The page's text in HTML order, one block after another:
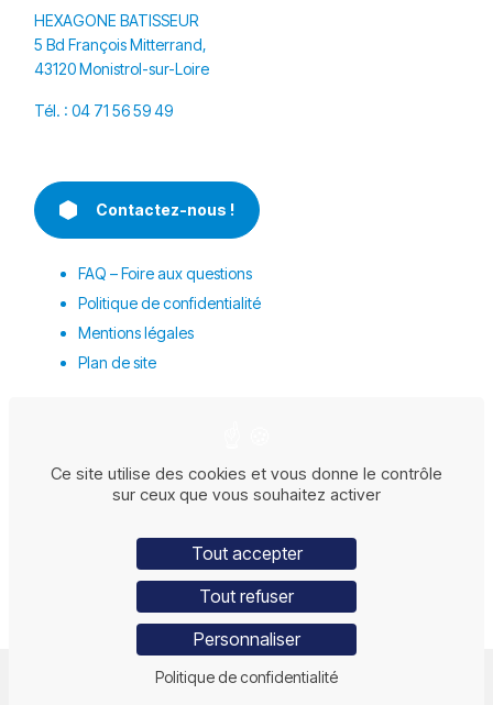
HEXAGONE BATISSEUR
5 Bd François Mitterrand,
43120 Monistrol-sur-Loire
Tél. : 04 71 56 59 49
Contactez-nous !
FAQ – Foire aux questions
Politique de confidentialité
Mentions légales
Plan de site
LINKEDIN FACEBOOK
© Forez Batisseur – 2026 – Création du site :
Ce site utilise des cookies et vous donne le contrôle
sur ceux que vous souhaitez activer
Tout accepter
Tout refuser
Personnaliser
Politique de confidentialité